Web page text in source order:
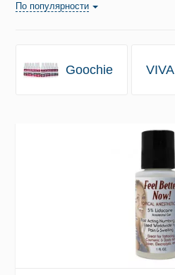
По популярности
Goochie VIVA